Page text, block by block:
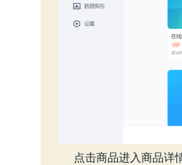
点击商品进入商品详